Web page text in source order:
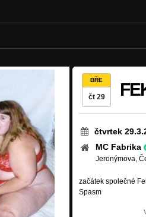
BŘE
čt 29
čtvrtek
MC Fabrika
Jeronýmova,
začátek společné
Spasm